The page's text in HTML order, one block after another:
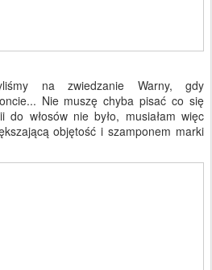
na zwiedzanie Warny, gdy
Nie muszę chyba pisać co się
do włosów nie było, musiałam więc
objętość i szamponem marki